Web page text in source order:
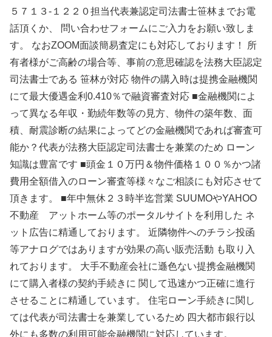
５７１３-１２２０担当代表兼認定司法書士笹林までお電
話頂くか、 問い合わせフォームにご入力をお願い致しま
す。 なおZOOM面談簡易査定にも対応しております！ 所
有者様がご高齢の場合等、事前の意思確認を法務大臣認定
司法書士である 笹林が対応 物件の購入時は提携金融機関
にて最大優遇金利0.410％で融資審査対応 ■金融機関によ
って異なる年収・勤続年数等の見方、物件の築年数、面
積、耐震診断の結果によってどの金融機関であれば審査可
能か？代表が法務大臣認定司法書士を兼業のため ローン
知識は豊富です ■頭金１０万円＆物件価格１００％かつ諸
費用全額借入のローン審査等様々なご相談にも対応させて
頂きます。 ■年中無休２３時半迄営業 SUUMOやYAHOO
不動産 アットホーム等のポータルサイトを利用した ネ
ット広告に精通しております。 近隣物件へのチラシ投函
等アナログではありますが効果の高い販売活動 も取り入
れております。 大手不動産会社に遜色ない提携金融機関
にて購入者様の契約手続きに 関して迅速かつ正確に進行
させることに精通しています。 住宅ローン手続きに関し
ては代表が司法書士を兼業しているため 四大都市銀行以
外にも多数の利用可能金融機関に対応しています。